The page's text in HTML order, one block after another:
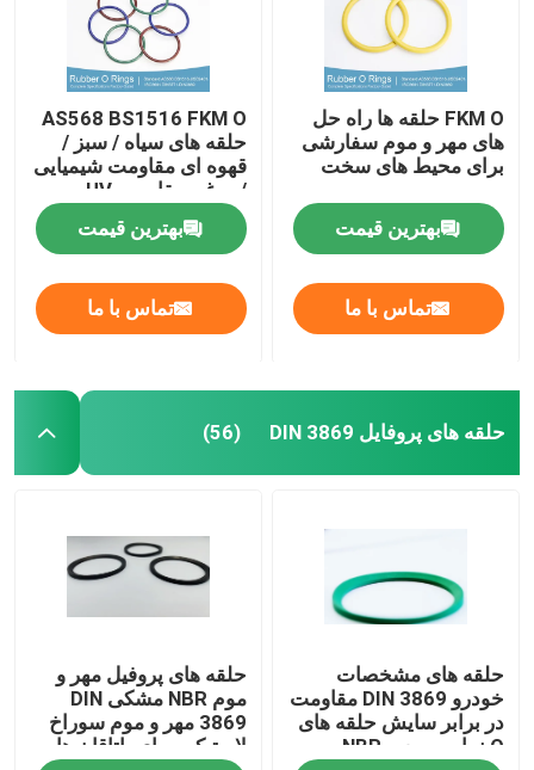
FKM O حلقه ها راه حل
های مهر و موم سفارشی
برای محیط های سخت
بهترین قیمت
تماس با ما
AS568 BS1516 FKM O
حلقه های سیاه / سبز /
قهوه ای مقاومت شیمیایی
/ روغن مقاومت UV
بهترین قیمت
تماس با ما
حلقه های پروفایل DIN 3869 (56)
حلقه های مشخصات
خودرو DIN 3869 مقاومت
در برابر سایش حلقه های
O نمایه مربعی NBR
حلقه های پروفیل مهر و
موم NBR مشکی DIN
3869 مهر و موم سوراخ
لاستیکی برای یاتاقان ها